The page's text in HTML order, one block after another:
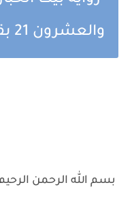
والعشرون 21 بقلم زهرة الرمان
بسم الله الرحمن